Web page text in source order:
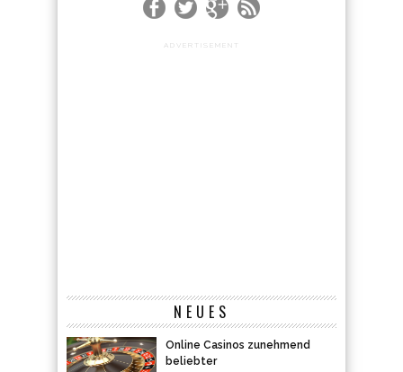
ADVERTISEMENT
NEUES
Online Casinos zunehmend
beliebter